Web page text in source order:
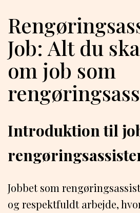
Job: Alt du
om job som
Introduktion til
Jobbet som
og respektfuldt arbejde,